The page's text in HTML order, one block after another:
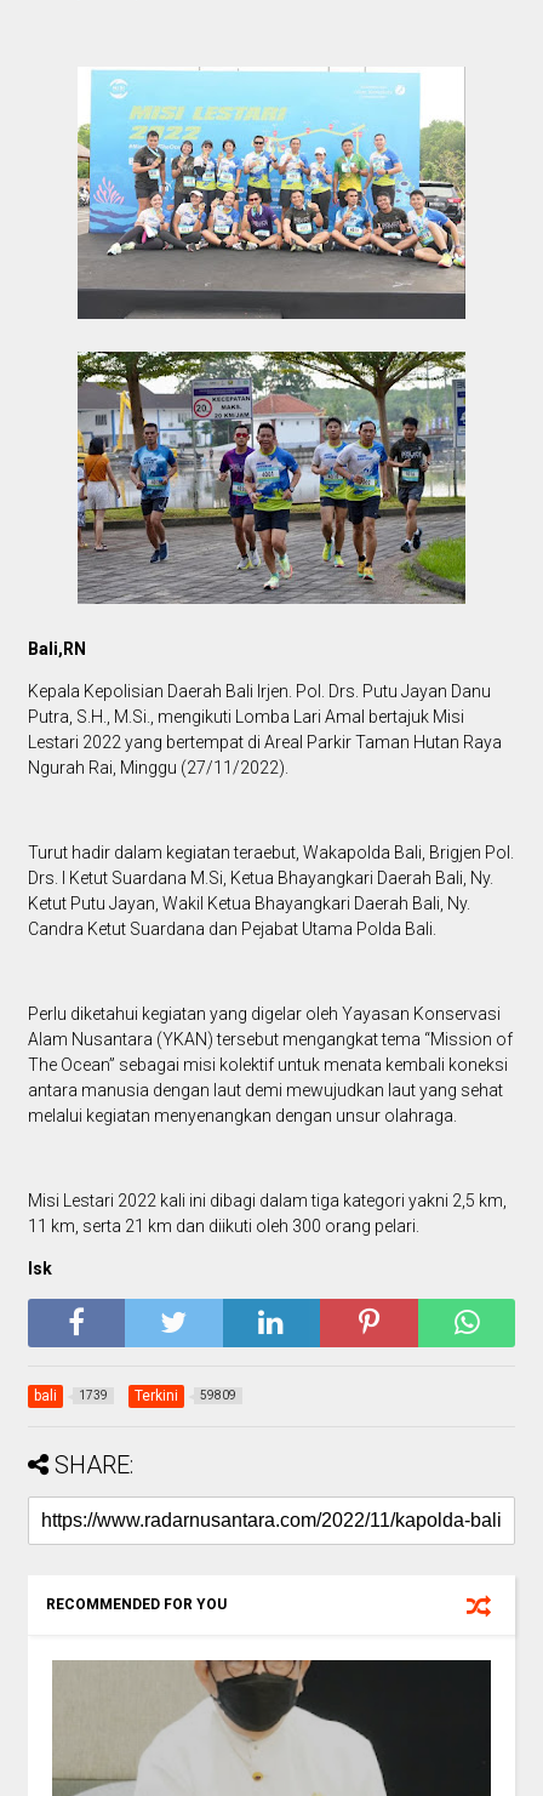
Bali,RN
Kepala Kepolisian Daerah Bali Irjen. Pol. Drs. Putu Jayan Danu
Putra, S.H., M.Si., mengikuti Lomba Lari Amal bertajuk Misi
Lestari 2022 yang bertempat di Areal Parkir Taman Hutan Raya
Ngurah Rai, Minggu (27/11/2022).
Turut hadir dalam kegiatan teraebut, Wakapolda Bali, Brigjen Pol.
Drs. I Ketut Suardana M.Si, Ketua Bhayangkari Daerah Bali, Ny.
Ketut Putu Jayan, Wakil Ketua Bhayangkari Daerah Bali, Ny.
Candra Ketut Suardana dan Pejabat Utama Polda Bali.
Perlu diketahui kegiatan yang digelar oleh Yayasan Konservasi
Alam Nusantara (YKAN) tersebut mengangkat tema “Mission of
The Ocean” sebagai misi kolektif untuk menata kembali koneksi
antara manusia dengan laut demi mewujudkan laut yang sehat
melalui kegiatan menyenangkan dengan unsur olahraga.
Misi Lestari 2022 kali ini dibagi dalam tiga kategori yakni 2,5 km,
11 km, serta 21 km dan diikuti oleh 300 orang pelari.
Isk
bali 1739 Terkini 59809
SHARE:
RECOMMENDED FOR YOU